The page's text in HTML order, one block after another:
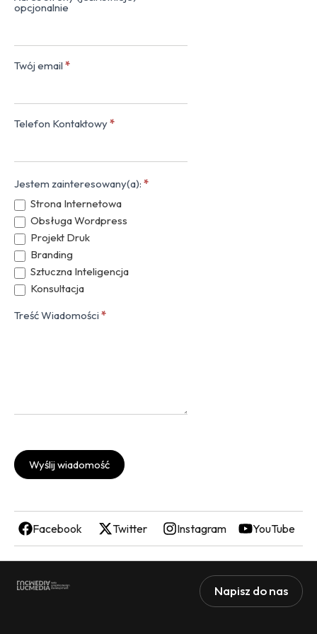
opcjonalnie
Twój email *
Telefon Kontaktowy*
Jestem zainteresowany(a): *
Strona Internetowa
Obsługa Wordpress
Projekt Druk
Branding
Sztuczna Inteligencja
Konsultacja
Treść Wiadomości *
Wyślij wiadomość
Facebook Twitter Instagram YouTube
Napisz do nas